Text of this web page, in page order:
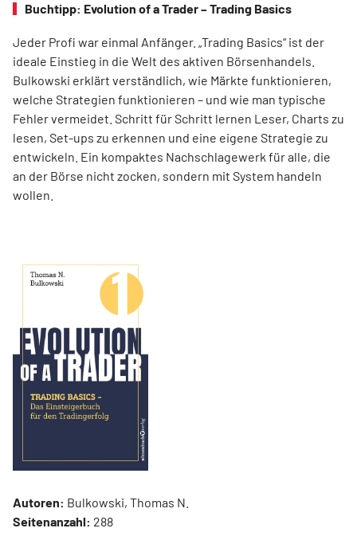
Buchtipp: Evolution of a Trader – Trading Basics
Jeder Profi war einmal Anfänger. „Trading Basics“ ist der
ideale Einstieg in die Welt des aktiven Börsenhandels.
Bulkowski erklärt verständlich, wie Märkte funktionieren,
welche Strategien funktionieren – und wie man typische
Fehler vermeidet. Schritt für Schritt lernen Leser, Charts zu
lesen, Set-ups zu erkennen und eine eigene Strategie zu
entwickeln. Ein kompaktes Nachschlagewerk für alle, die
an der Börse nicht zocken, sondern mit System handeln
wollen.
Autoren: Bulkowski, Thomas N.
Seitenanzahl: 288